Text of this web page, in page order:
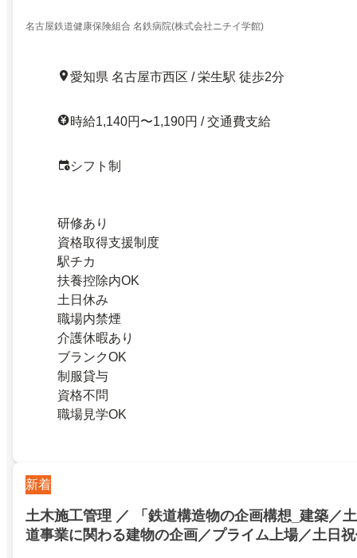
ト
名古屋鉄道健康保険組合 名鉄病院(株式会社ニチイ学館)
愛知県 名古屋市西区 / 栄生駅 徒歩2分
時給1,140円〜1,190円 / 交通費支給
シフト制
研修あり
資格取得支援制度
駅チカ
扶養控除内OK
土日休み
職場内禁煙
介護休暇あり
ブランクOK
制服貸与
資格不問
職場見学OK
新着
土木施工管理 ／ 「鉄道構造物の企画構想_建築／
道事業に関わる建物の企画／プライム上場／土日